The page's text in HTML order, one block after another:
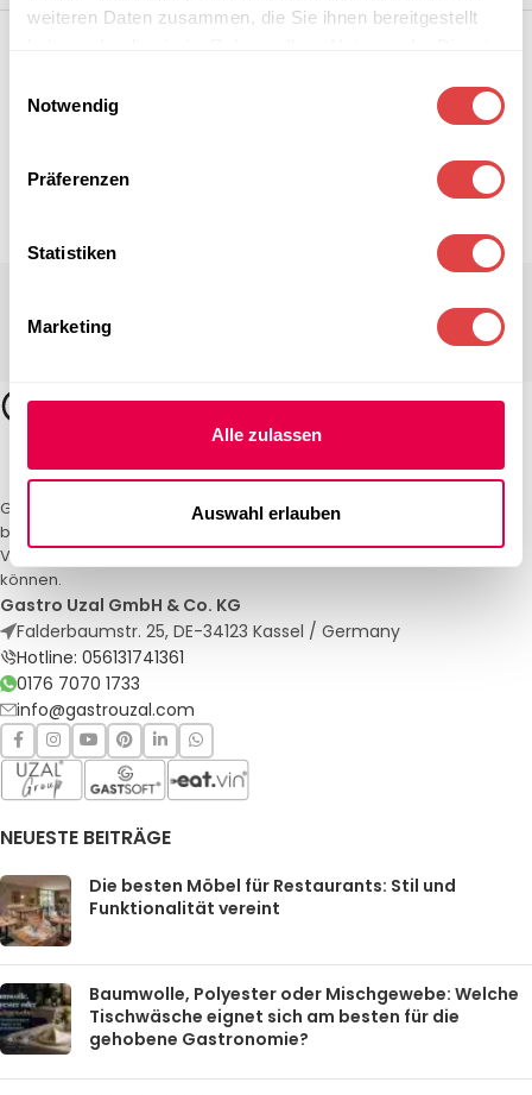
weiteren Daten zusammen, die Sie ihnen bereitgestellt
Notwendig
Präferenzen
Statistiken
Marketing
Alle zulassen
Auswahl erlauben
Gastro Uzal – Ihr Spezialist für Gastronomiemöbel und -textilien. Wir
bieten maßgeschneiderte Lösungen für Restaurants, Hotels und
Veranstaltungen. Qualität und Service, auf die Sie sich verlassen
können.
Gastro Uzal GmbH & Co. KG
Falderbaumstr. 25, DE-34123 Kassel / Germany
Hotline: 056131741361
0176 7070 1733
info@gastrouzal.com
NEUESTE BEITRÄGE
Die besten Möbel für Restaurants: Stil und
Funktionalität vereint
Baumwolle, Polyester oder Mischgewebe: Welche
Tischwäsche eignet sich am besten für die
gehobene Gastronomie?